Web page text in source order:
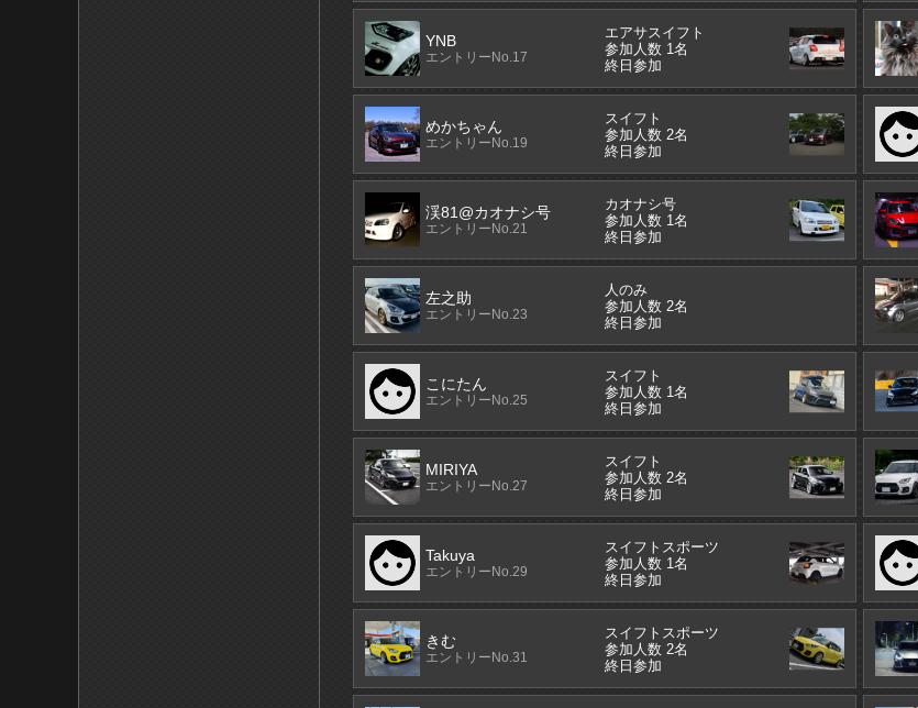
YNB
エントリーNo.17
エアサスイフト
参加人数 1名
終日参加
めかちゃん
エントリーNo.19
スイフト
参加人数 2名
終日参加
渓81@カオナシ号
エントリーNo.21
カオナシ号
参加人数 1名
終日参加
左之助
エントリーNo.23
人のみ
参加人数 2名
終日参加
こにたん
エントリーNo.25
スイフト
参加人数 1名
終日参加
MIRIYA
エントリーNo.27
スイフト
参加人数 2名
終日参加
Takuya
エントリーNo.29
スイフトスポーツ
参加人数 1名
終日参加
きむ
エントリーNo.31
スイフトスポーツ
参加人数 2名
終日参加